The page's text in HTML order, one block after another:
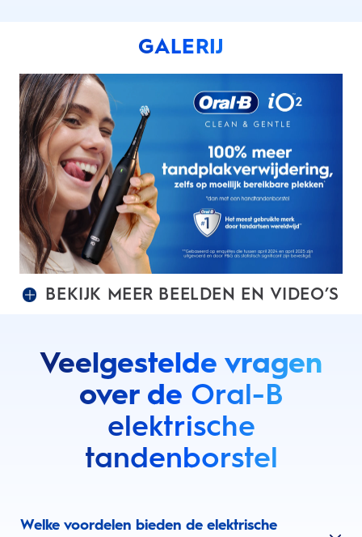
GALERIJ
BEKIJK MEER BEELDEN EN VIDEO’S
Veelgestelde vragen
over de Oral-B
elektrische
tandenborstel
Welke voordelen bieden de elektrische